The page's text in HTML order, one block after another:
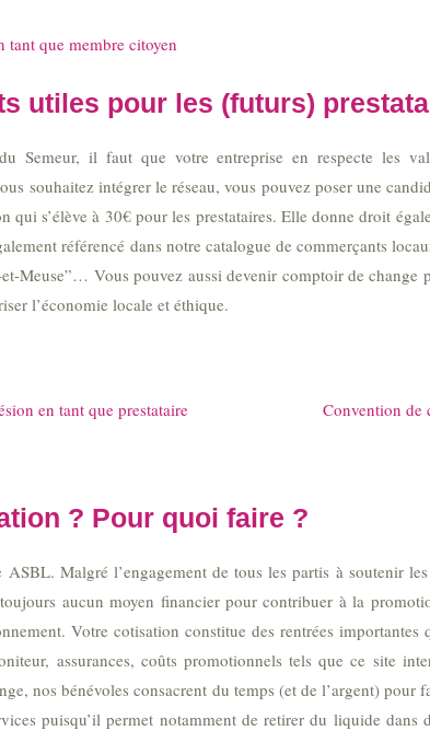
tant que membre citoyen
utiles pour les (futurs)
Semeur, il faut que votre entreprise en respecte les
souhaitez intégrer le réseau, vous pouvez poser une
qui s’élève à 30€ pour les prestataires. Elle donne droit
référencé dans notre catalogue de commerçants
et-Meuse”… Vous pouvez aussi devenir comptoir de change
l’économie locale et éthique.
en tant que prestataire Convention de
? Pour quoi faire ?
ASBL. Malgré l’engagement de tous les partis à soutenir
aucun moyen financier pour contribuer à la
Votre cotisation constitue des rentrées
assurances, coûts promotionnels tels que ce site
nos bénévoles consacrent du temps (et de l’argent) pour
puisqu’il permet notamment de retirer du liquide dans